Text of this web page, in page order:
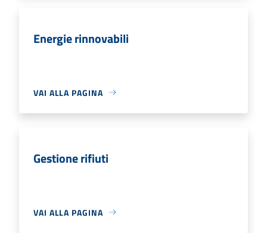
Energie rinnovabili
VAI ALLA PAGINA
Gestione rifiuti
VAI ALLA PAGINA